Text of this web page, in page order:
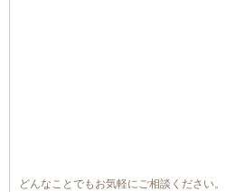
どんなことでもお気軽にご相談ください。